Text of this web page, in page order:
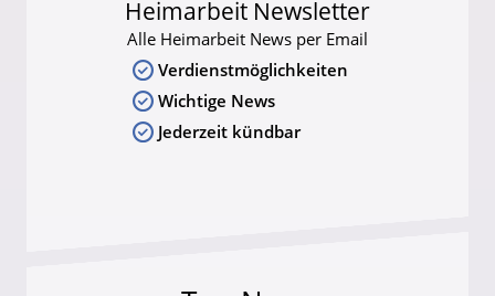
Heimarbeit Newsletter
Alle Heimarbeit News per Email
Verdienstmöglichkeiten
Wichtige News
Jederzeit kündbar